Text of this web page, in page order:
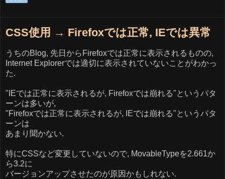
CSS使用 → Firefoxでは正常, IEでは異常
うちのBlog, 先日からFirefoxでは正常に表示されるものの,
Internet Explorerでは適切に表示されていないことがわかっ
た.
"IEでは正常に表示されるが, Firefoxでは崩れる"というパタ
ーンは多いが,
"Firefoxでは正常に表示されるが, IEでは崩れる"というパタ
ーンは
あまり聞かない.
特にCSSなど変更していないので, MovableTypeを2.661か
ら3.2に
バージョンアップさせたのが原因かもしれない.